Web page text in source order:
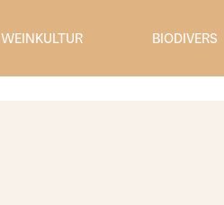
WEINKULTUR BIODIVERS